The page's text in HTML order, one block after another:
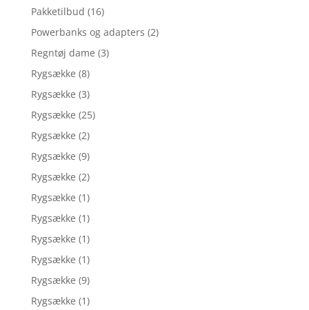
Pakketilbud (16)
Powerbanks og adapters (2)
Regntøj dame (3)
Rygsække (8)
Rygsække (3)
Rygsække (25)
Rygsække (2)
Rygsække (9)
Rygsække (2)
Rygsække (1)
Rygsække (1)
Rygsække (1)
Rygsække (1)
Rygsække (9)
Rygsække (1)